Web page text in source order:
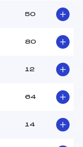
50
80
12
64
14